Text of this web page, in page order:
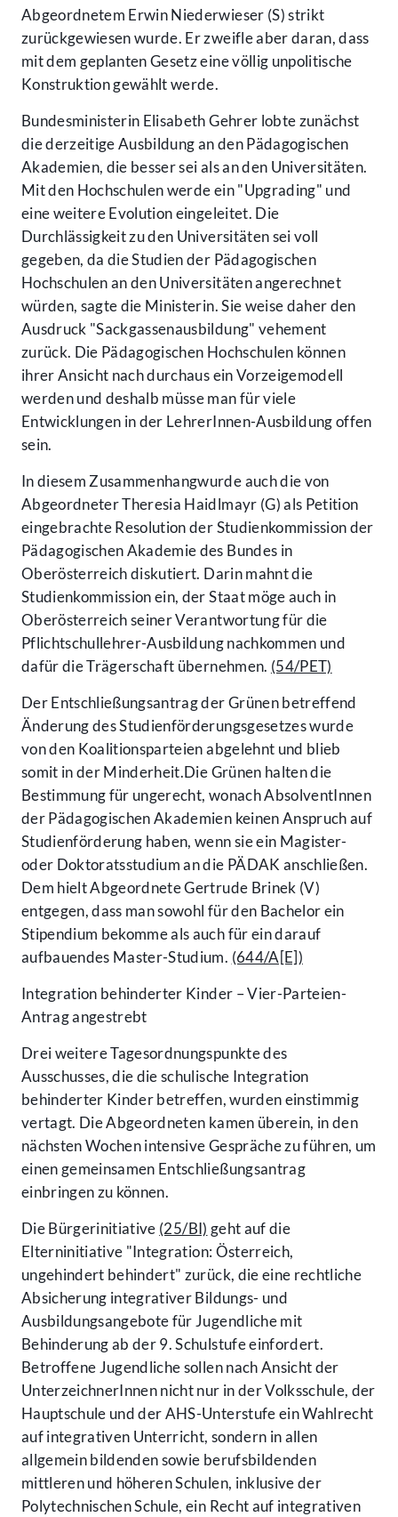
Abgeordnetem Erwin Niederwieser (S) strikt
zurückgewiesen wurde. Er zweifle aber daran, dass
mit dem geplanten Gesetz eine völlig unpolitische
Konstruktion gewählt werde.
Bundesministerin Elisabeth Gehrer lobte zunächst
die derzeitige Ausbildung an den Pädagogischen
Akademien, die besser sei als an den Universitäten.
Mit den Hochschulen werde ein "Upgrading" und
eine weitere Evolution eingeleitet. Die
Durchlässigkeit zu den Universitäten sei voll
gegeben, da die Studien der Pädagogischen
Hochschulen an den Universitäten angerechnet
würden, sagte die Ministerin. Sie weise daher den
Ausdruck "Sackgassenausbildung" vehement
zurück. Die Pädagogischen Hochschulen können
ihrer Ansicht nach durchaus ein Vorzeigemodell
werden und deshalb müsse man für viele
Entwicklungen in der LehrerInnen-Ausbildung offen
sein.
In diesem Zusammenhangwurde auch die von
Abgeordneter Theresia Haidlmayr (G) als Petition
eingebrachte Resolution der Studienkommission der
Pädagogischen Akademie des Bundes in
Oberösterreich diskutiert. Darin mahnt die
Studienkommission ein, der Staat möge auch in
Oberösterreich seiner Verantwortung für die
Pflichtschullehrer-Ausbildung nachkommen und
dafür die Trägerschaft übernehmen. (54/PET)
Der Entschließungsantrag der Grünen betreffend
Änderung des Studienförderungsgesetzes wurde
von den Koalitionsparteien abgelehnt und blieb
somit in der Minderheit.Die Grünen halten die
Bestimmung für ungerecht, wonach AbsolventInnen
der Pädagogischen Akademien keinen Anspruch auf
Studienförderung haben, wenn sie ein Magister-
oder Doktoratsstudium an die PÄDAK anschließen.
Dem hielt Abgeordnete Gertrude Brinek (V)
entgegen, dass man sowohl für den Bachelor ein
Stipendium bekomme als auch für ein darauf
aufbauendes Master-Studium. (644/A[E])
Integration behinderter Kinder – Vier-Parteien-
Antrag angestrebt
Drei weitere Tagesordnungspunkte des
Ausschusses, die die schulische Integration
behinderter Kinder betreffen, wurden einstimmig
vertagt. Die Abgeordneten kamen überein, in den
nächsten Wochen intensive Gespräche zu führen, um
einen gemeinsamen Entschließungsantrag
einbringen zu können.
Die Bürgerinitiative (25/BI) geht auf die
Elterninitiative "Integration: Österreich,
ungehindert behindert" zurück, die eine rechtliche
Absicherung integrativer Bildungs- und
Ausbildungsangebote für Jugendliche mit
Behinderung ab der 9. Schulstufe einfordert.
Betroffene Jugendliche sollen nach Ansicht der
UnterzeichnerInnen nicht nur in der Volksschule, der
Hauptschule und der AHS-Unterstufe ein Wahlrecht
auf integrativen Unterricht, sondern in allen
allgemein bildenden sowie berufsbildenden
mittleren und höheren Schulen, inklusive der
Polytechnischen Schule, ein Recht auf integrativen